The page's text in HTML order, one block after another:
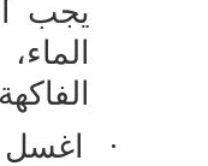
يجب
·
اغسل